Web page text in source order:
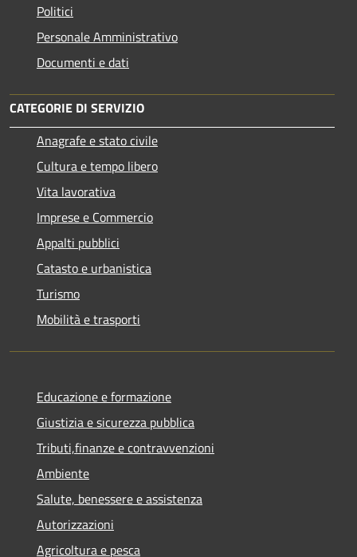
Politici
Personale Amministrativo
Documenti e dati
CATEGORIE DI SERVIZIO
Anagrafe e stato civile
Cultura e tempo libero
Vita lavorativa
Imprese e Commercio
Appalti pubblici
Catasto e urbanistica
Turismo
Mobilità e trasporti
Educazione e formazione
Giustizia e sicurezza pubblica
Tributi,finanze e contravvenzioni
Ambiente
Salute, benessere e assistenza
Autorizzazioni
Agricoltura e pesca